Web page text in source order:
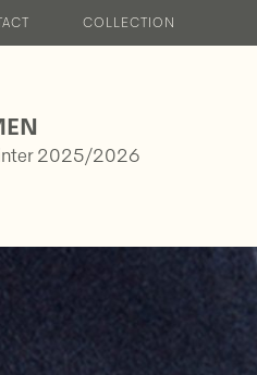
COLLECTION
2025/2026